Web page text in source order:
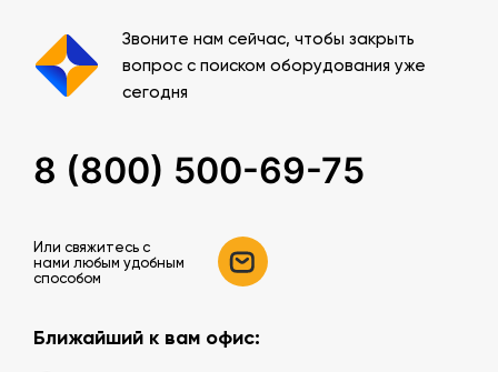
Звоните нам сейчас, чтобы закрыть
вопрос с поиском оборудования уже
сегодня
8 (800) 500-69-75
Или свяжитесь c
нами любым удобным
способом
Ближайший к вам офис: